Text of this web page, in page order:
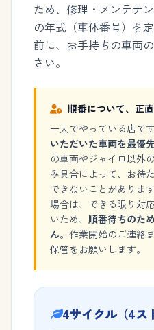
ため、修理・メンテナ
の年式（車体番号）を
前に、お手持ちの車両
さい。
順番について、正
一人でやっている店で
いただいた車両を最優
の車両やジャイロ以外
み具合によって、お待
できないことがありま
場合は、できる限り対
いため、 順番待ちのた
ん。作業開始のご連絡
保管をお願いします。
4サイクル（4ス